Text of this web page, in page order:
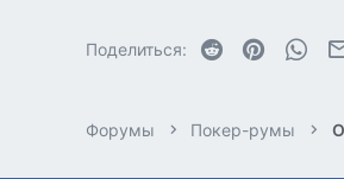
Поделиться: Reddit Pinterest
Форумы Покер-румы